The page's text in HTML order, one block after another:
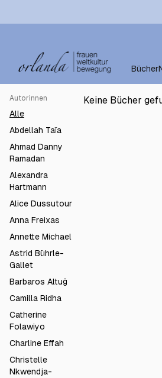
Bücher
Autorinnen
Alle
Abdellah Taïa
Ahmad Danny
Ramadan
Alexandra
Hartmann
Alice Dussutour
Anna Freixas
Annette Michael
Astrid Bührle-
Gallet
Barbaros Altuğ
Camilla Ridha
Catherine
Folawiyo
Charline Effah
Christelle
Nkwendja-
Keine Bücher